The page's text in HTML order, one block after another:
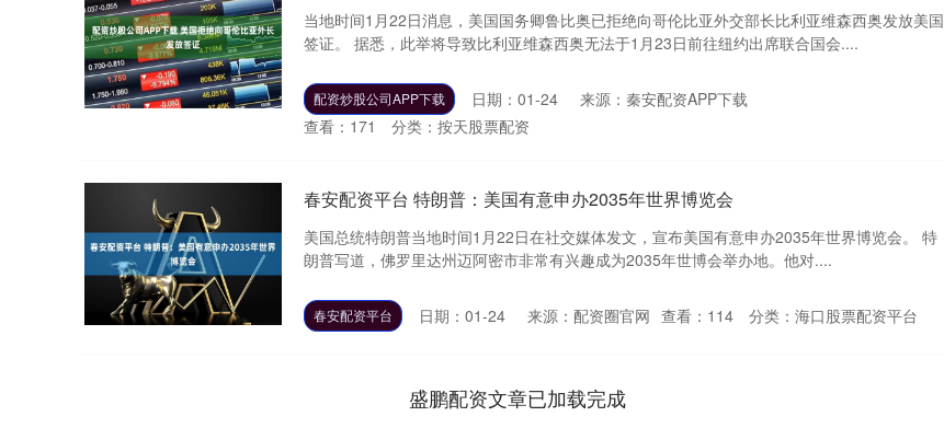
当地时间1月22日消息，美国国务卿鲁比奥已拒绝向哥伦比亚外交部长比利亚维森西奥发放美国
签证。 据悉，此举将导致比利亚维森西奥无法于1月23日前往纽约出席联合国会....
配资炒股公司APP下载 日期：01-24
来源：秦安配资APP下载
查看： 171 分类： 按天股票配资
春安配资平台 特朗普：美国有意申办2035年世界博览会
美国总统特朗普当地时间1月22日在社交媒体发文，宣布美国有意申办2035年世界博览会。 特
朗普写道，佛罗里达州迈阿密市非常有兴趣成为2035年世博会举办地。他对....
春安配资平台 日期：01-24 来源：配资圈官网 查看： 114 分类： 海口股票配资平台
盛鹏配资文章已加载完成